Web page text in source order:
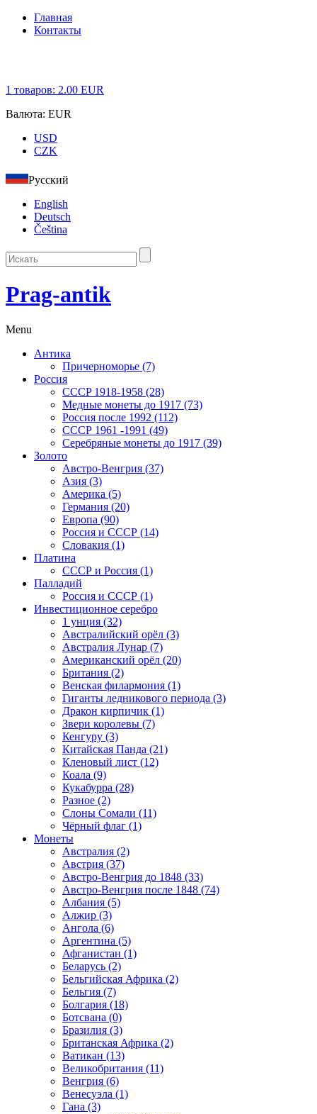
Главная
Контакты
1 товаров: 2.00 EUR
Валюта: EUR
USD
CZK
Русский
English
Deutsch
Čeština
Prag-antik
Menu
Антика
Причерноморье (7)
Россия
CCCP 1918-1958 (28)
Медные монеты до 1917 (73)
Россия после 1992 (112)
СССР 1961 -1991 (49)
Серебряные монеты до 1917 (39)
Золото
Австро-Венгрия (37)
Азия (3)
Америка (5)
Германия (20)
Европа (90)
Россия и СССР (14)
Словакия (1)
Платина
СССР и Россия (1)
Палладий
Россия и СССР (1)
Инвестиционное серебро
1 унция (32)
Австралийский орёл (3)
Австралия Лунар (7)
Американский орёл (20)
Британия (2)
Венская филармония (1)
Гиганты ледникового периода (3)
Дракон кирпичик (1)
Звери королевы (7)
Кенгуру (3)
Китайская Панда (21)
Кленовый лист (12)
Коала (9)
Кукабурра (28)
Разное (2)
Слоны Сомали (11)
Чёрный флаг (1)
Монеты
Австралия (2)
Австрия (37)
Австро-Венгрия до 1848 (33)
Австро-Венгрия после 1848 (74)
Албания (5)
Алжир (3)
Ангола (6)
Аргентина (5)
Афганистан (1)
Беларусь (2)
Бельгийская Африка (2)
Бельгия (7)
Болгария (18)
Ботсвана (0)
Бразилия (3)
Британская Африка (2)
Ватикан (13)
Великобритания (11)
Венгрия (6)
Венесуэла (1)
Гана (3)